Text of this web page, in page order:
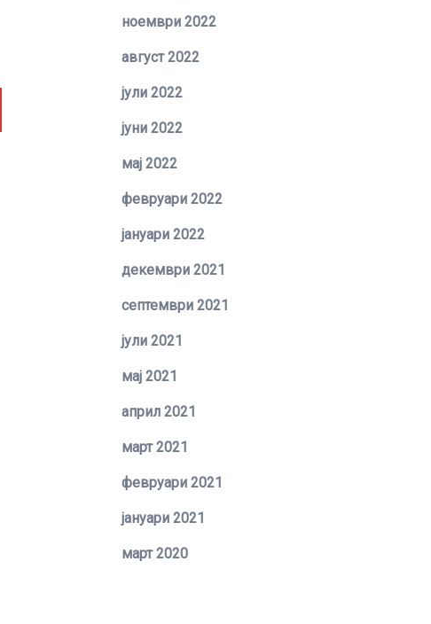
ноември 2022
август 2022
јули 2022
јуни 2022
мај 2022
февруари 2022
јануари 2022
декември 2021
септември 2021
јули 2021
мај 2021
април 2021
март 2021
февруари 2021
јануари 2021
март 2020